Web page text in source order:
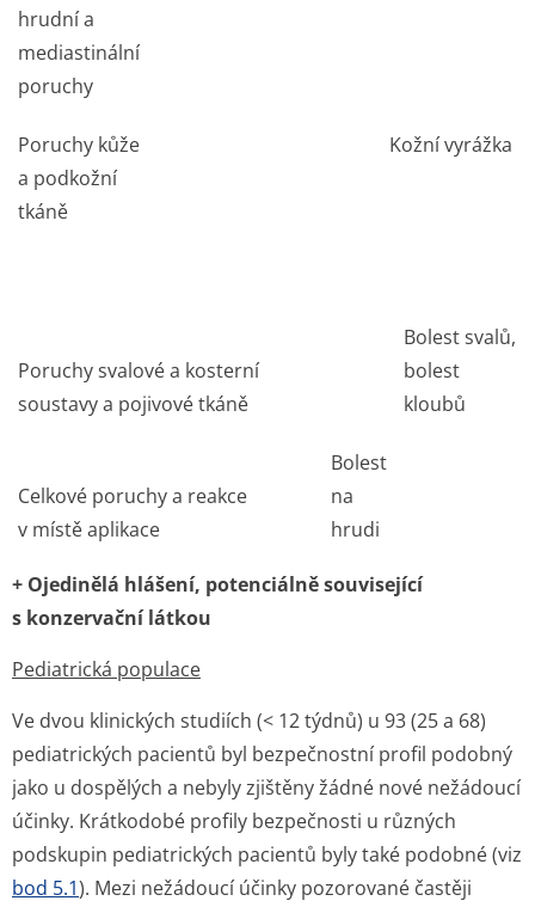
hrudní a
mediastinální
poruchy
Poruchy kůže
a podkožní
tkáně
Kožní vyrážka
Poruchy svalové a kosterní
soustavy a pojivové tkáně
Bolest svalů,
bolest
kloubů
Celkové poruchy a reakce
v místě aplikace
Bolest
na
hrudi
+ Ojedinělá hlášení, potenciálně související
s konzervační lát­kou
Pediatrická populace
Ve dvou klinických studiích (< 12 týdnů) u 93 (25 a 68)
pediatrických pacientů byl bezpečnostní profil podobný
jako u dospělých a nebyly zjištěny žádné nové nežádoucí
účinky. Krátkodobé profily bezpečnosti u různých
podskupin pediatrických pacientů byly také podobné (viz
bod 5.1). Mezi nežádoucí účinky pozorované častěji